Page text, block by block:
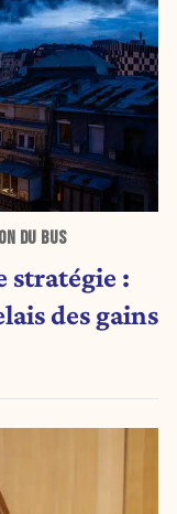
DU BUS
stratégie :
des gains